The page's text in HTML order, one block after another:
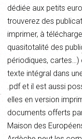
dédiée aux petits
trouverez des
imprimer, à
quasitotalité des
périodiques, cartes…)
texte intégral dans
.pdf et il est aussi
elles en version
documents offerts
Maison des